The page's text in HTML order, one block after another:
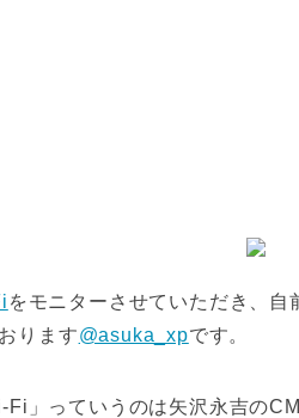
をモニターさせていただき、自
ります@asuka_xpです。
Fi」っていうのは矢沢永吉の